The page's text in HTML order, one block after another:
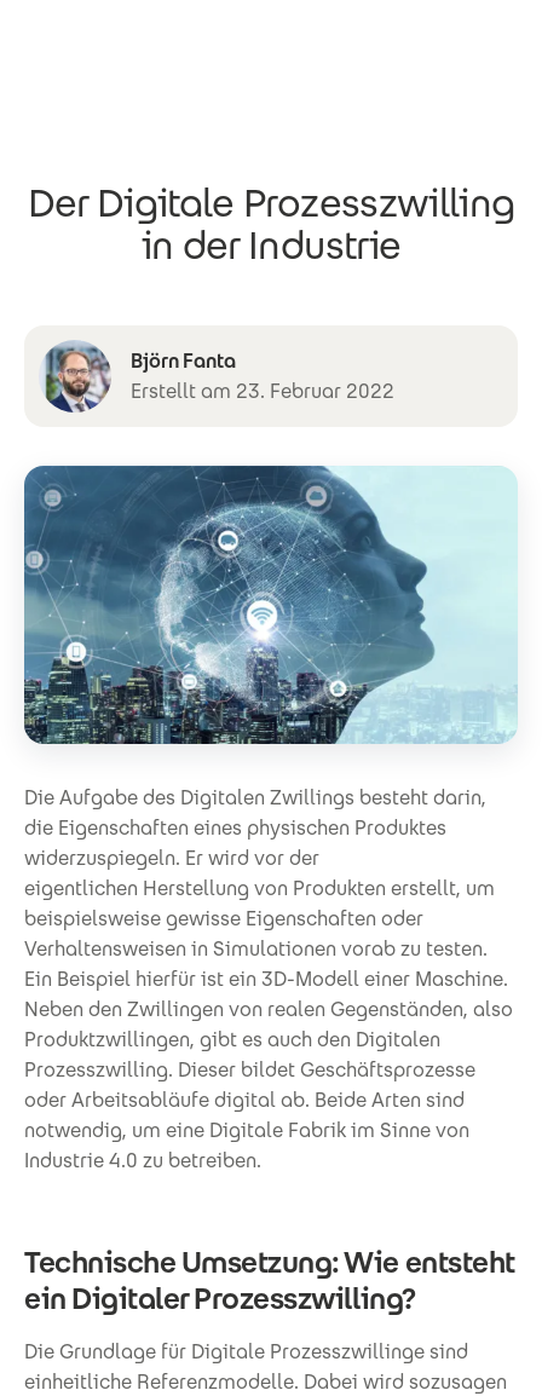
Der Digitale Prozesszwilling
in der Industrie
Björn Fanta
Erstellt am 23. Februar 2022
Die Aufgabe des Digitalen Zwillings besteht darin,
die Eigenschaften eines physischen Produktes
widerzuspiegeln. Er wird vor der
eigentlichen Herstellung von Produkten erstellt, um
beispielsweise gewisse Eigenschaften oder
Verhaltensweisen in Simulationen vorab zu testen.
Ein Beispiel hierfür ist ein 3D-Modell einer Maschine.
Neben den Zwillingen von realen Gegenständen, also
Produktzwillingen, gibt es auch den Digitalen
Prozesszwilling. Dieser bildet Geschäftsprozesse
oder Arbeitsabläufe digital ab. Beide Arten sind
notwendig, um eine Digitale Fabrik im Sinne von
Industrie 4.0 zu betreiben.
Technische Umsetzung: Wie entsteht
ein Digitaler Prozesszwilling?
Die Grundlage für Digitale Prozesszwillinge sind
einheitliche Referenzmodelle. Dabei wird sozusagen